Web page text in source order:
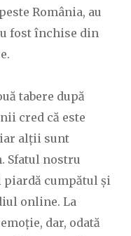
România, au
fost închise din
tabere după
cred că este
iar alții sunt
Sfatul nostru
piardă cumpătul și
online. La
dar, odată